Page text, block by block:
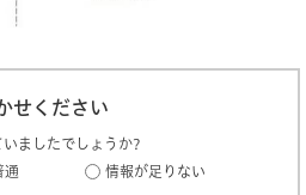
せください
ましたでしょうか?
通 情報が足りない